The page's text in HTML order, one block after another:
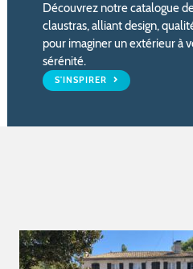
Découvrez notre catalogue
claustras, alliant design,
pour imaginer un extérieur à
sérénité.
S'INSPIRER